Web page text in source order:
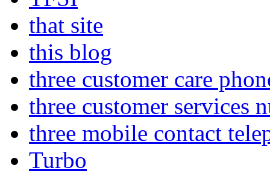
that site
this blog
three customer care
three customer services
three mobile contact
Turbo